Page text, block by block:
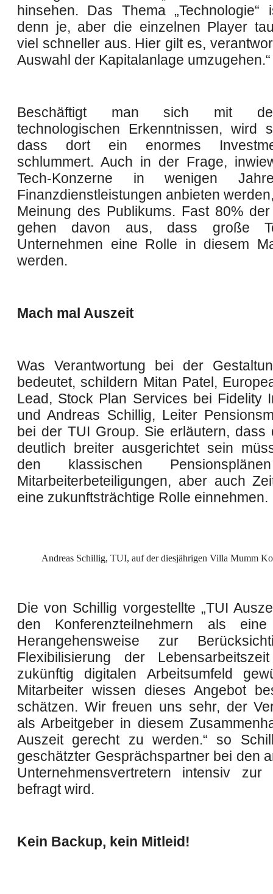
hinsehen. Das Thema „Technologie“
denn je, aber die einzelnen Player
viel schneller aus. Hier gilt es,
Auswahl der Kapitalanlage umzugehen.“
Beschäftigt man sich mit
technologischen Erkenntnissen, wird
dass dort ein enormes
schlummert. Auch in der Frage,
Tech-Konzerne in wenigen
Finanzdienstleistungen anbieten
Meinung des Publikums. Fast 80% der
gehen davon aus, dass große
Unternehmen eine Rolle in diesem
werden.
Mach mal Auszeit
Was Verantwortung bei der
bedeutet, schildern Mitan Patel,
Lead, Stock Plan Services bei Fidelity
und Andreas Schillig, Leiter
bei der TUI Group. Sie erläutern, dass
deutlich breiter ausgerichtet sein
den klassischen
Mitarbeiterbeteiligungen, aber auch
eine zukunftsträchtige Rolle einnehmen.
Andreas Schillig, TUI, auf der diesjährigen Villa Mumm
Die von Schillig vorgestellte „TUI
den Konferenzteilnehmern als eine
Herangehensweise zur
Flexibilisierung der
zukünftig digitalen Arbeitsumfeld
Mitarbeiter wissen dieses Angebot
schätzen. Wir freuen uns sehr, der
als Arbeitgeber in diesem
Auszeit gerecht zu werden.“ so
geschätzter Gesprächspartner bei den
Unternehmensvertretern intensiv zur
befragt wird.
Kein Backup, kein Mitleid!